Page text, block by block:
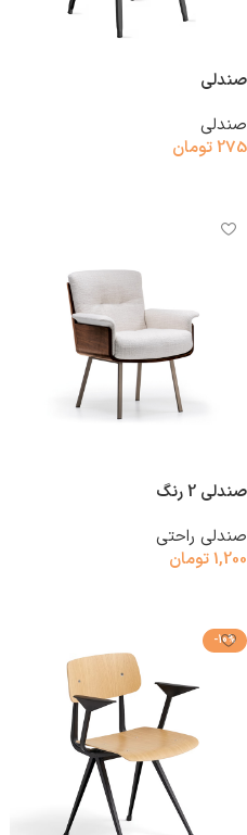
صندلی
صندلی
275تومان
صندلی 2 رنگ
صندلی راحتی
1,200تومان
-10%